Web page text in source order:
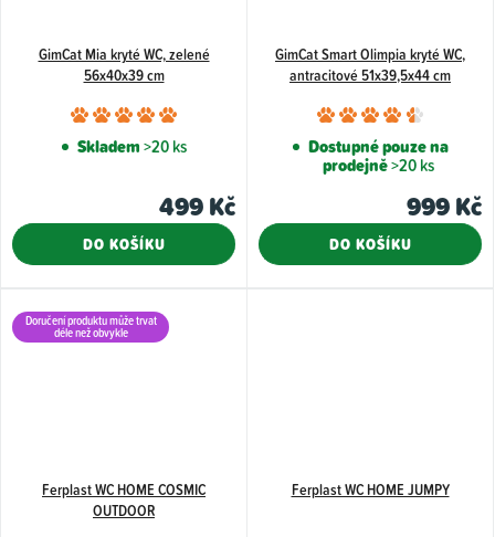
GimCat Mia kryté WC, zelené
56x40x39 cm
Průměrné
hodnocení
je
5,0
Skladem>20 ks
499 Kč
DO KOŠÍKU
GimCat Smart Olimpia kryté WC,
antracitové 51x39,5x44 cm
je
4,5
Dostupné pouze na
prodejně>20 ks
999 Kč
DO KOŠÍKU
Doručení produktu může trvat
déle než obvykle
Ferplast WC HOME COSMIC
OUTDOOR
Ferplast WC HOME JUMPY